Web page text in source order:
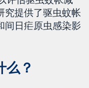
究提供了驱虫蚊帐
间日疟原虫感染影
么？